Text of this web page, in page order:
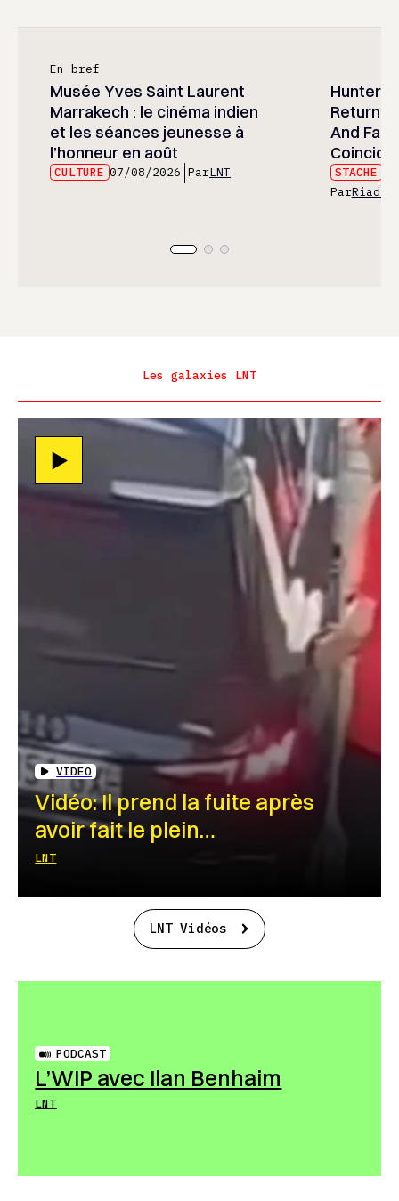
En bref
Musée Yves Saint Laurent
Marrakech : le cinéma indien
et les séances jeunesse à
l’honneur en août
CULTURE 07/08/2026 ParLNT
Hunter
And
STACHE
ParRiad
Les galaxies LNT
VIDEO
Vidéo: Il prend la fuite après
avoir fait le plein…
LNT
LNT Vidéos
PODCAST
L’WIP avec Ilan Benhaim
LNT